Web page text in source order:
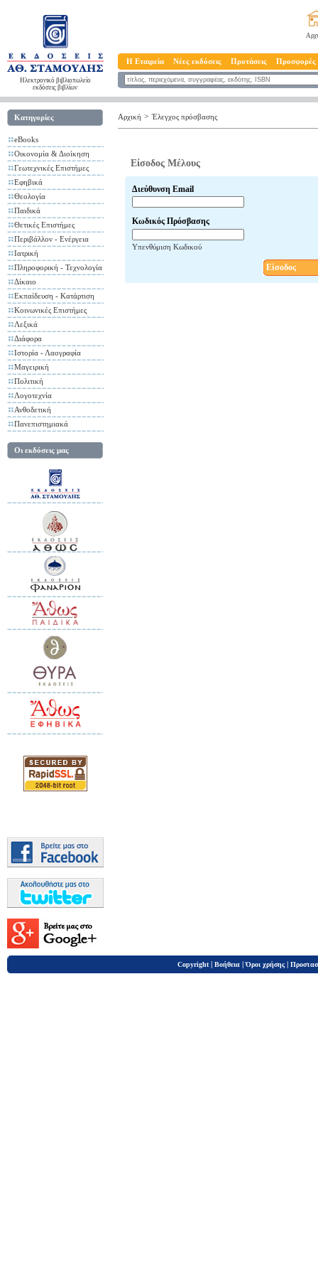
Ηλεκτρονικό βιβλιοπωλείο
εκδόσεις βιβλίων
Η Εταιρεία Νέες εκδόσεις Προτάσεις Προσφορές
Κατηγορίες
eBooks
Οικονομία & Διοίκηση
Γεωτεχνικές Επιστήμες
Εφηβικά
Θεολογία
Παιδικά
Θετικές Επιστήμες
Περιβάλλον - Ενέργεια
Ιατρική
Πληροφορική - Τεχνολογία
Δίκαιο
Εκπαίδευση - Κατάρτιση
Κοινωνικές Επιστήμες
Λεξικά
Διάφορα
Ιστορία - Λαογραφία
Μαγειρική
Πολιτική
Λογοτεχνία
Ανθοδετική
Πανεπιστημιακά
Οι εκδόσεις μας
Αρχική > Έλεγχος πρόσβασης
Είσοδος Μέλους
Διεύθυνση Email
Κωδικός Πρόσβασης
Υπενθύμιση Κωδικού
Είσοδος
Copyright | Βοήθεια |Όροι χρήσης |